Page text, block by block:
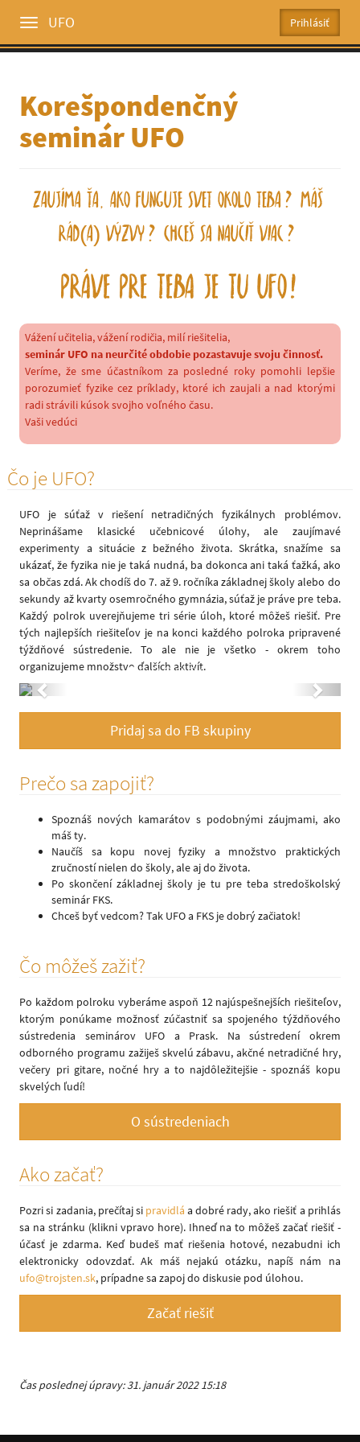
ToggleUFO
Korešpondenčný
seminár UFO
Zaujíma Ťa, ako funguje svet okolo Teba? Máš
rád(a) výzvy? Chceš sa naučiť viac?
Práve pre Teba je tu UFO!
Vážení učitelia, vážení rodičia, milí riešitelia,
seminár UFO na neurčité obdobie pozastavuje svoju činnosť.
Veríme, že sme účastníkom za posledné roky pomohli lepšie
porozumieť fyzike cez príklady, ktoré ich zaujali a nad ktorými
radi strávili kúsok svojho voľného času.
Vaši vedúci
Čo je UFO?
UFO je súťaž v riešení netradičných fyzikálnych problémov.
Neprinášame klasické učebnicové úlohy, ale zaujímavé
experimenty a situácie z bežného života. Skrátka, snažíme sa
ukázať, že fyzika nie je taká nudná, ba dokonca ani taká ťažká, ako
sa občas zdá. Ak chodíš do 7. až 9. ročníka základnej školy alebo do
sekundy až kvarty osemročného gymnázia, súťaž je práve pre teba.
Každý polrok uverejňujeme tri série úloh, ktoré môžeš riešiť. Pre
tých najlepších riešiteľov je na konci každého polroka pripravené
týždňové sústredenie. To ale nie je všetko - okrem toho
organizujeme množstvo ďalších aktivít.
Previous Next
Pridaj sa do FB skupiny
Prečo sa zapojiť?
Spoznáš nových kamarátov s podobnými záujmami, ako
máš ty.
Naučíš sa kopu novej fyziky a množstvo praktických
zručností nielen do školy, ale aj do života.
Po skončení základnej školy je tu pre teba stredoškolský
seminár FKS.
Chceš byť vedcom? Tak UFO a FKS je dobrý začiatok!
Čo môžeš zažiť?
Po každom polroku vyberáme aspoň 12 najúspešnejších riešiteľov,
ktorým ponúkame možnosť zúčastniť sa spojeného týždňového
sústredenia seminárov UFO a Prask. Na sústredení okrem
odborného programu zažiješ skvelú zábavu, akčné netradičné hry,
večery pri gitare, nočné hry a to najdôležitejšie - spoznáš kopu
skvelých ľudí!
O sústredeniach
Ako začať?
Pozri si zadania, prečítaj si pravidlá a dobré rady, ako riešiť a prihlás
sa na stránku (klikni vpravo hore). Ihneď na to môžeš začať riešiť -
účasť je zdarma. Keď budeš mať riešenia hotové, nezabudni ich
elektronicky odovzdať. Ak máš nejakú otázku, napíš nám na
ufo@trojsten.sk, prípadne sa zapoj do diskusie pod úlohou.
Začať riešiť
Čas poslednej úpravy: 31. január 2022 15:18